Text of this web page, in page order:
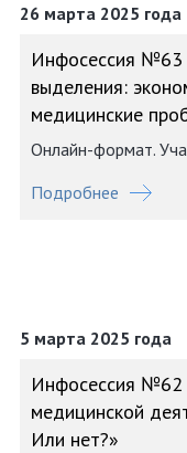
26 марта 2025 года
Инфосессия №63
выделения:
медицинские
Онлайн-формат.
Подробнее
5 марта 2025 года
Инфосессия №62
медицинской
Или нет?»